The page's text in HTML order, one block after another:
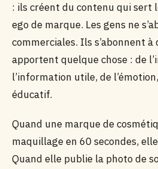
: ils créent du contenu qui sert
ego de marque. Les gens ne
commerciales. Ils s’abonnent
apportent quelque chose : de
l’information utile, de
éducatif.
Quand une marque de
maquillage en 60 secondes,
Quand elle publie la photo de